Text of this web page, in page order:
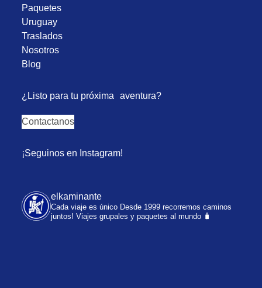
Paquetes
Uruguay
Traslados
Nosotros
Blog
¿Listo para tu próxima aventura?
Contactanos
¡Seguinos en Instagram!
elkaminante
Cada viaje es único Desde 1999 recorremos caminos
juntos! Viajes grupales y paquetes al mundo 🧳